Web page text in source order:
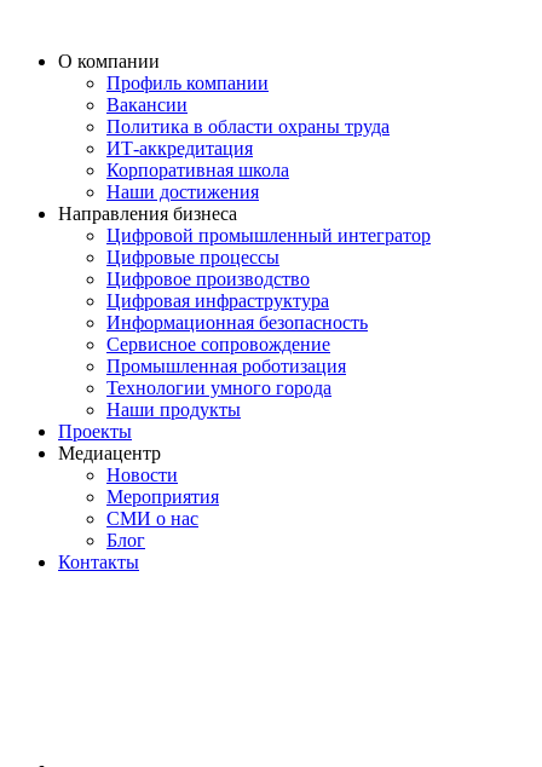
О компании
Профиль компании
Вакансии
Политика в области охраны труда
ИТ-аккредитация
Корпоративная школа
Наши достижения
Направления бизнеса
Цифровой промышленный интегратор
Цифровые процессы
Цифровое производство
Цифровая инфраструктура
Информационная безопасность
Сервисное сопровождение
Промышленная роботизация
Технологии умного города
Наши продукты
Проекты
Медиацентр
Новости
Мероприятия
СМИ о нас
Блог
Контакты